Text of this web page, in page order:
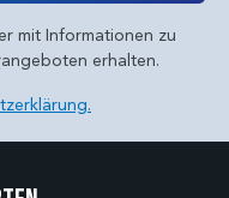
mit Informationen zu
erhalten.